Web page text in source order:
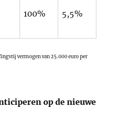
100% 5,5%
vermogen van 25.000 euro per
op de nieuwe